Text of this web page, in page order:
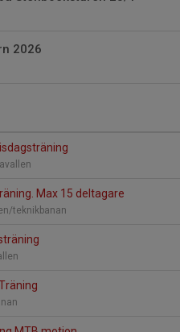
2026
Max 15 deltagare
teknikbanan